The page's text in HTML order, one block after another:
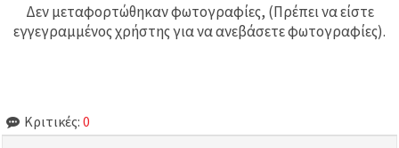
Δεν μεταφορτώθηκαν φωτογραφίες, (Πρέπει να είστε
εγγεγραμμένος χρήστης για να ανεβάσετε φωτογραφίες).
Κριτικές: 0